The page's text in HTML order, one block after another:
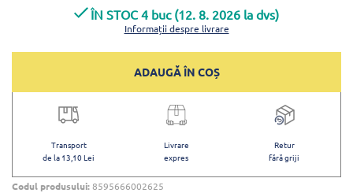
ÎN STOC 4 buc (12. 8. 2026 la dvs)
Informații despre livrare
ADAUGĂ ÎN COȘ
Transport
de la 13,10 Lei
Livrare
expres
Retur
fără griji
Codul produsului:8595666002625